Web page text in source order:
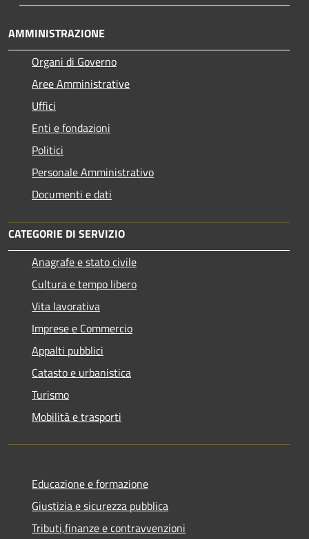
AMMINISTRAZIONE
Organi di Governo
Aree Amministrative
Uffici
Enti e fondazioni
Politici
Personale Amministrativo
Documenti e dati
CATEGORIE DI SERVIZIO
Anagrafe e stato civile
Cultura e tempo libero
Vita lavorativa
Imprese e Commercio
Appalti pubblici
Catasto e urbanistica
Turismo
Mobilità e trasporti
Educazione e formazione
Giustizia e sicurezza pubblica
Tributi,finanze e contravvenzioni